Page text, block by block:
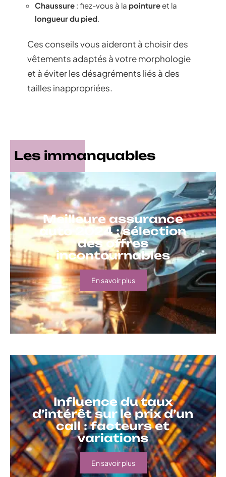
Chaussure : fiez-vous à la pointureet la
longueur du pied.
Ces conseils vous aideront à choisir des
vêtements adaptés à votre morphologie
et à éviter les désagréments liés à des
tailles inappropriées.
Les immanquables
Meilleure assurance
auto 2024 : sélection
des offres
incontournables
En savoir plus
Influence du taux
d’intérêt sur le prix d’un
call : facteurs et
variations
En savoir plus